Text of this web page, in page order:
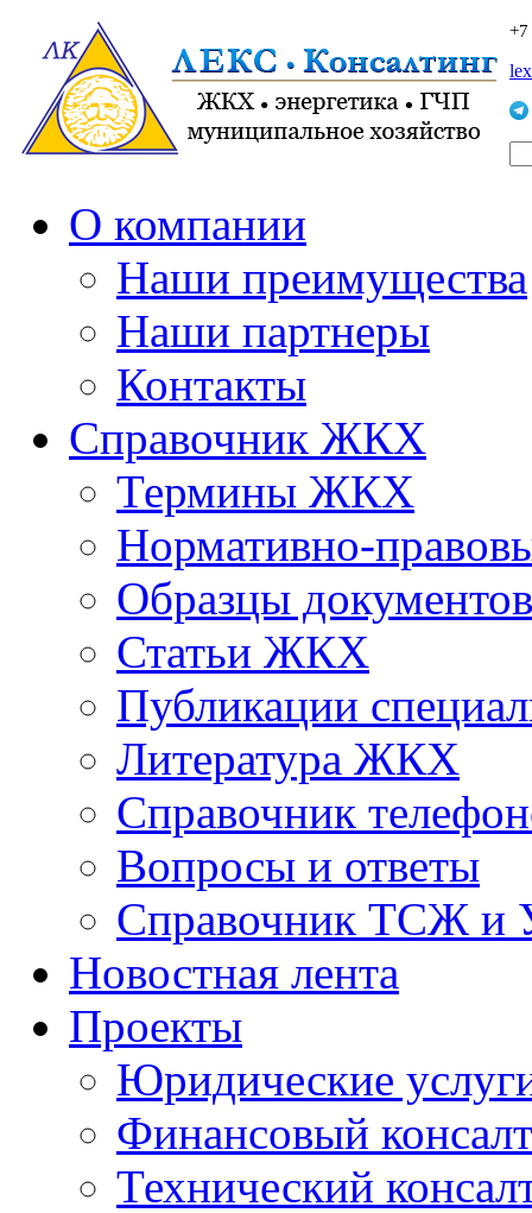
О компании
Наши преимущества
Наши партнеры
Контакты
Справочник ЖКХ
Термины ЖКХ
Нормативно-
Образцы документов
Статьи ЖКХ
Публикации
Литература ЖКХ
Справочник
Вопросы и ответы
Справочник ТСЖ и
Новостная лента
Проекты
Юридические
Финансовый
Технический